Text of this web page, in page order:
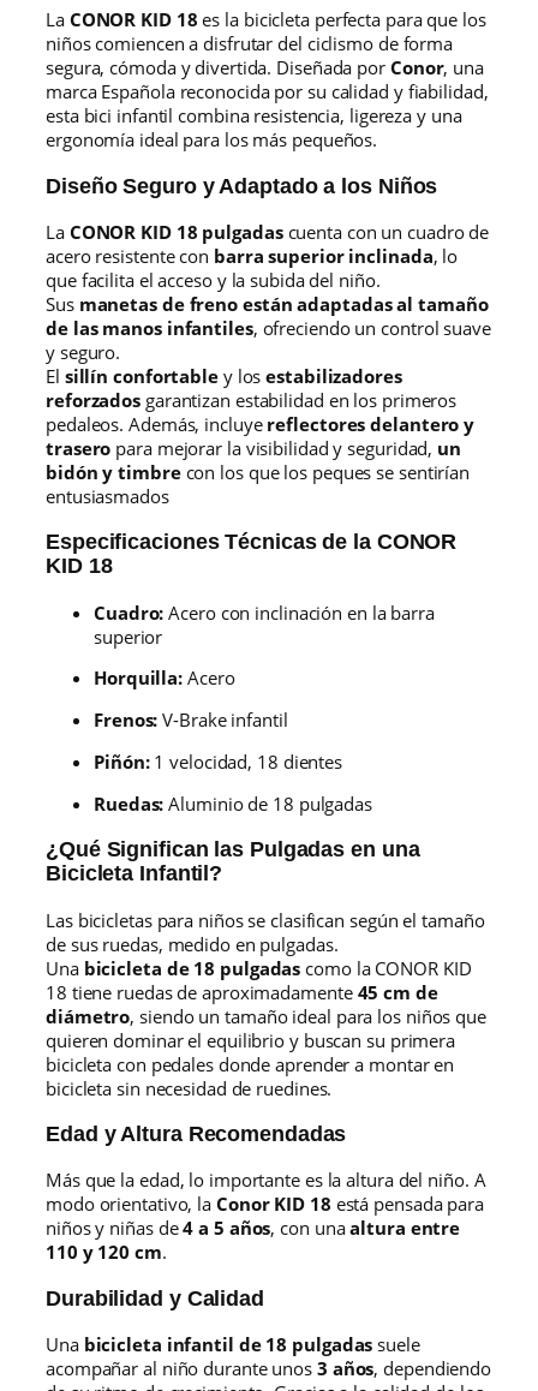
d
a
d
La CONOR KID 18 es la bicicleta perfecta para que los
niños comiencen a disfrutar del ciclismo de forma
segura, cómoda y divertida. Diseñada por Conor, una
marca Española reconocida por su calidad y fiabilidad,
esta bici infantil combina resistencia, ligereza y una
ergonomía ideal para los más pequeños.
Diseño Seguro y Adaptado a los Niños
La CONOR KID 18 pulgadascuenta con un cuadro de
acero resistente con barra superior inclinada, lo
que facilita el acceso y la subida del niño.
Sus manetas de freno están adaptadas al tamaño
de las manos infantiles, ofreciendo un control suave
y seguro.
El sillín confortabley losestabilizadores
reforzados garantizan estabilidad en los primeros
pedaleos. Además, incluye reflectores delantero y
trasero para mejorar la visibilidad y seguridad, un
bidón y timbrecon los que los peques se sentirían
entusiasmados
Especificaciones Técnicas de la CONOR
KID 18
Cuadro: Acero con inclinación en la barra
superior
Horquilla: Acero
Frenos: V-Brake infantil
Piñón:1 velocidad, 18 dientes
Ruedas: Aluminio de 18 pulgadas
¿Qué Significan las Pulgadas en una
Bicicleta Infantil?
Las bicicletas para niños se clasifican según el tamaño
de sus ruedas, medido en pulgadas.
Una bicicleta de 18 pulgadas como la CONOR KID
18 tiene ruedas de aproximadamente 45 cm de
diámetro, siendo un tamaño ideal para los niños que
quieren dominar el equilibrio y buscan su primera
bicicleta con pedales donde aprender a montar en
bicicleta sin necesidad de ruedines.
Edad y Altura Recomendadas
Más que la edad, lo importante es la altura del niño. A
modo orientativo, la Conor KID 18 está pensada para
niños y niñas de4 a 5 años, con unaaltura entre
110 y 120 cm.
Durabilidad y Calidad
Una bicicleta infantil de 18 pulgadas suele
acompañar al niño durante unos 3 años, dependiendo